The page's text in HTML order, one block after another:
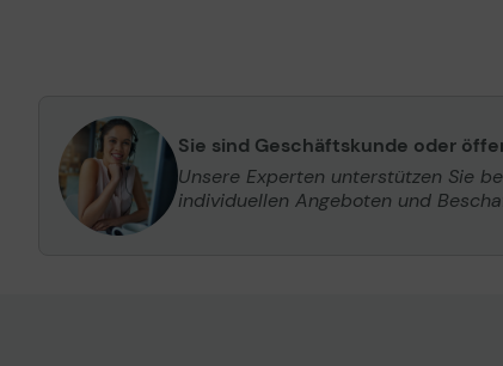
Sie sind Geschäftskunde oder
Unsere Experten unterstützen Sie
individuellen Angeboten und